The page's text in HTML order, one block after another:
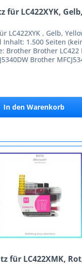
für LC422XYK,
LC422XYK , Gelb,
1.500 Seiten
Brother Brother LC422
Brother
In den Warenkorb
für LC422XMK,